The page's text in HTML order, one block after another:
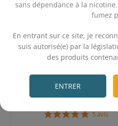
sans dépendance à la
fumez
En entrant sur ce site, je
suis autorisé(e) par la
des produits
ENTRER
Mangue Rose (30 VG) 10
Alfaliquid
5,90€